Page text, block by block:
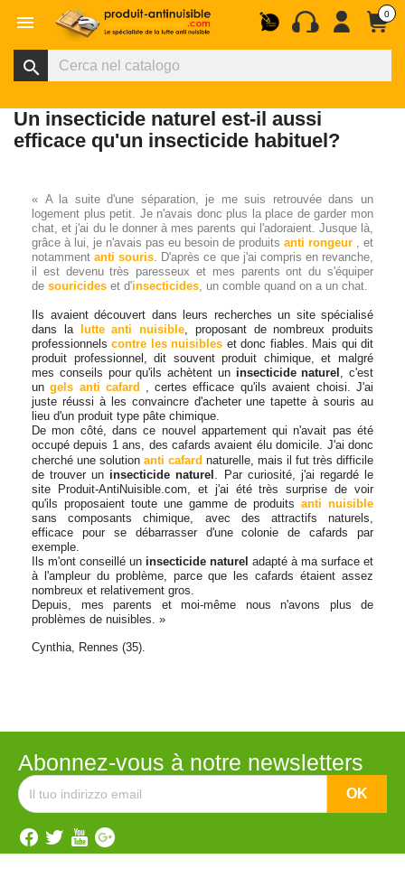
 0
search
Un insecticide naturel est-il aussi
efficace qu'un insecticide habituel?
« A la suite d'une séparation, je me suis retrouvée dans un
logement plus petit. Je n'avais donc plus la place de garder mon
chat, et j'ai du le donner à mes parents qui l'adoraient. Jusque là,
grâce à lui, je n'avais pas eu besoin de produits anti rongeur , et
notammentanti souris. D'après ce que j'ai compris en revanche,
il est devenu très paresseux et mes parents ont du s'équiper
de souricides et d'insecticides, un comble quand on a un chat.
Ils avaient découvert dans leurs recherches un site spécialisé
dans la
lutte anti nuisible, proposant de nombreux produits
professionnelscontre les nuisibles et donc fiables. Mais qui dit
produit professionnel, dit souvent produit chimique, et malgré
mes conseils pour qu'ils achètent un insecticide naturel , c'est
un gels anti cafard , certes efficace qu'ils avaient choisi. J'ai
juste réussi à les convaincre d'acheter une tapette à souris au
lieu d'un produit type pâte chimique.
De mon côté, dans ce nouvel appartement qui n'avait pas été
occupé depuis 1 ans, des cafards avaient élu domicile. J'ai donc
cherché une solution anti cafard naturelle, mais il fut très difficile
de trouver un insecticide naturel . Par curiosité, j'ai regardé le
site Produit-AntiNuisible.com, et j'ai été très surprise de voir
qu'ils proposaient toute une gamme de produits anti nuisible
sans composants chimique, avec des attractifs naturels,
efficace pour se débarrasser d'une colonie de cafards par
exemple.
Ils m'ont conseillé un insecticide naturel adapté à ma surface et
à l'ampleur du problème, parce que les cafards étaient assez
nombreux et relativement gros.
Depuis, mes parents et moi-même nous n'avons plus de
problèmes de nuisibles. »
Cynthia, Rennes (35).
Abonnez-vous à notre newsletters